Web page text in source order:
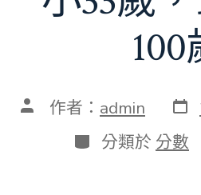
100
文 作者： admin 發
表
日
期
分
類
分類於 分數